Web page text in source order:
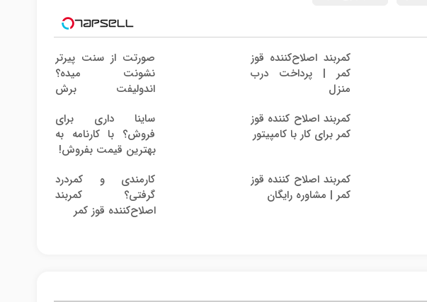
کمربند اصلاح‌کننده قوز
کمر | پرداخت درب
منزل
صورتت از سنت پیرتر
نشونت میده؟
اندولیفت برش
کمربند اصلاح کننده قوز
کمر برای کار با کامپیتور
ساینا داری برای
فروش؟ با کارنامه به
بهترین قیمت بفروش!
کمربند اصلاح کننده قوز
کمر | مشاوره رایگان
کارمندی و کمردرد
گرفتی؟ کمربند
اصلاح‌کننده قوز کمر